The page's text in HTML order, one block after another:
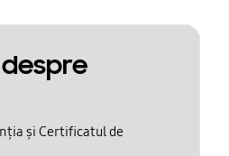
și Certificatul de